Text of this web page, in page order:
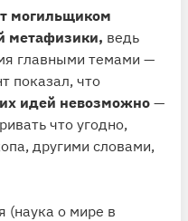
могильщиком
метафизики, ведь
главными темами —
показал, что
идей невозможно —
что угодно,
другими словами,
(наука о мире в